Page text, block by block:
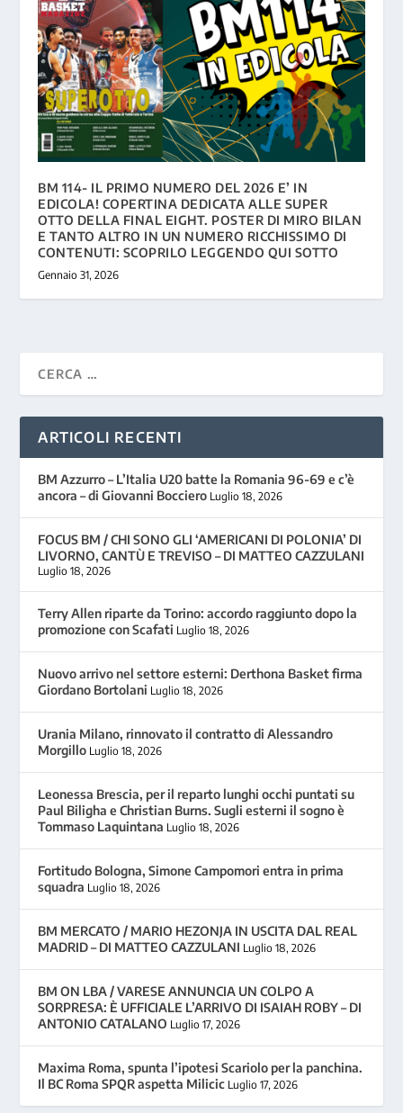
BM 114- IL PRIMO NUMERO DEL 2026 E’ IN
EDICOLA! COPERTINA DEDICATA ALLE SUPER
OTTO DELLA FINAL EIGHT. POSTER DI MIRO BILAN
E TANTO ALTRO IN UN NUMERO RICCHISSIMO DI
CONTENUTI: SCOPRILO LEGGENDO QUI SOTTO
Gennaio 31, 2026
ARTICOLI RECENTI
BM Azzurro – L’Italia U20 batte la Romania 96-69 e c’è
ancora – di Giovanni Bocciero Luglio 18, 2026
FOCUS BM / CHI SONO GLI ‘AMERICANI DI POLONIA’ DI
LIVORNO, CANTÙ E TREVISO – DI MATTEO CAZZULANI
Luglio 18, 2026
Terry Allen riparte da Torino: accordo raggiunto dopo la
promozione con Scafati Luglio 18, 2026
Nuovo arrivo nel settore esterni: Derthona Basket firma
Giordano Bortolani Luglio 18, 2026
Urania Milano, rinnovato il contratto di Alessandro
Morgillo Luglio 18, 2026
Leonessa Brescia, per il reparto lunghi occhi puntati su
Paul Biligha e Christian Burns. Sugli esterni il sogno è
Tommaso Laquintana Luglio 18, 2026
Fortitudo Bologna, Simone Campomori entra in prima
squadra Luglio 18, 2026
BM MERCATO / MARIO HEZONJA IN USCITA DAL REAL
MADRID – DI MATTEO CAZZULANI Luglio 18, 2026
BM ON LBA / VARESE ANNUNCIA UN COLPO A
SORPRESA: È UFFICIALE L’ARRIVO DI ISAIAH ROBY – DI
ANTONIO CATALANO Luglio 17, 2026
Maxima Roma, spunta l’ipotesi Scariolo per la panchina.
Il BC Roma SPQR aspetta Milicic Luglio 17, 2026